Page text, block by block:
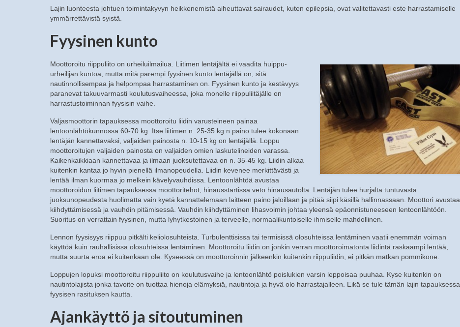
Lajin luonteesta johtuen toimintakyvyn heikkenemistä aiheuttavat sairaudet, kuten epilepsia, ovat valitettavasti este harrastamiselle
ymmärrettävistä syistä.
Fyysinen kunto
Moottoroitu riippuliito on urheiluilmailua. Liitimen lentäjältä ei vaadita huippu-
urheilijan kuntoa, mutta mitä parempi fyysinen kunto lentäjällä on, sitä
nautinnollisempaa ja helpompaa harrastaminen on. Fyysinen kunto ja kestävyys
paranevat takuuvarmasti koulutusvaiheessa, joka monelle riippuliitäjälle on
harrastustoiminnan fyysisin vaihe.
Valjasmoottorin tapauksessa moottoroitu liidin varusteineen painaa
lentoonlähtökunnossa 60-70 kg. Itse liitimen n. 25-35 kg:n paino tulee kokonaan
lentäjän kannettavaksi, valjaiden painosta n. 10-15 kg on lentäjällä. Loppu
moottoroitujen valjaiden painosta on valjaiden omien laskutelineiden varassa.
Kaikenkaikkiaan kannettavaa ja ilmaan juoksutettavaa on n. 35-45 kg. Liidin alkaa
kuitenkin kantaa jo hyvin pienellä ilmanopeudella. Liidin kevenee merkittävästi ja
lentää ilman kuormaa jo melkein kävelyvauhdissa. Lentoonlähtöä avustaa
moottoroidun liitimen tapauksessa moottoritehot, hinausstartissa veto hinausautolta. Lentäjän tulee hurjalta tuntuvasta
juoksunopeudesta huolimatta vain kyetä kannattelemaan laitteen paino jaloillaan ja pitää siipi käsillä hallinnassaan. Moottori avustaa
kiihdyttämisessä ja vauhdin pitämisessä. Vauhdin kiihdyttäminen lihasvoimin johtaa yleensä epäonnistuneeseen lentoonlähtöön.
Suoritus on verrattain fyysinen, mutta lyhytkestoinen ja terveelle, normaalikuntoiselle ihmiselle mahdollinen.
Lennon fyysisyys riippuu pitkälti keliolosuhteista. Turbulenttisissa tai termisissä olosuhteissa lentäminen vaatii enemmän voiman
käyttöä kuin rauhallisissa olosuhteissa lentäminen. Moottoroitu liidin on jonkin verran moottoroimatonta liidintä raskaampi lentää,
mutta suurta eroa ei kuitenkaan ole. Kyseessä on moottoroinnin jälkeenkin kuitenkin riippuliidin, ei pitkän matkan pommikone.
Loppujen lopuksi moottoroitu riippuliito on koulutusvaihe ja lentoonlähtö poislukien varsin leppoisaa puuhaa. Kyse kuitenkin on
nautintolajista jonka tavoite on tuottaa hienoja elämyksiä, nautintoja ja hyvä olo harrastajalleen. Eikä se tule tämän lajin tapauksessa
fyysisen rasituksen kautta.
Ajankäyttö ja sitoutuminen